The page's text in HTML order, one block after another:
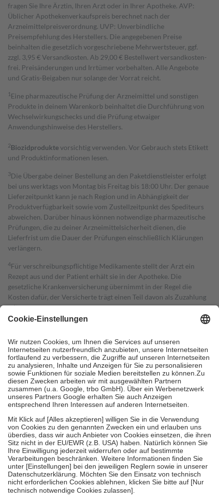
fragen Sie Ihre Ärztin, Ihren Arzt oder in Ihrer Apotheke. AVP:
Üblicher Apothekenverkaufspreis berechnet nach der
Arzneimittelpreisverordnung. UVP: Unverbindliche
Preisempfehlung des Herstellers. Die angegebenen Preise
beinhalten die gesetzlich vorgeschriebene Mehrwertsteuer, ggf.
zzgl. 3,95 € Versandkosten. Ab 29,00 € Bestell­wert versand­kosten­
frei. Preisänderungen und Irrtümer vorbehalten. Alle Angebote
und Gratis-Beigaben nur solange der Vorrat reicht.
1 Eine pharmazeutische Prüfung der Arzneimittel und sonstigen
Produkte in deinem Warenkorb beinhaltet die Durchführung von
Wechselwirkungschecks und die Prüfung etwaiger
Anwendungshinweise des Herstellers.
2Biozidproduktevorsichtig verwenden. Vor Gebrauch stets Etikett
und Produktinformationen lesen.
3Die Übergabe deiner Bestellung an den Paketdienstleister erfolgt
bei uns werktags von Montag bis Freitag bis 18:00 Uhr. Der genaue
Lieferzeitpunkt kann je nach Region und in Abhängigkeit der
Produktverfügbarkeit sowie vom Zustellzeitpunkt des Spediteurs
abweichen. Darüber hinaus können notwendige pharmazeutische
Prüfungen, die zu deiner Arzneimittelsicherheit dienen, die
Lieferfrist um die Dauer der Prüfungen einschließlich Klärungen
verlängern.
4Für verschreibungspflichtige Medikamente stellt der Arzt ein
Rezept aus und der Patient erhält sie in der Apotheke. Die
gesetzliche Krankenversicherung übernimmt in der Regel die
Kosten dafür, der Versicherte trägt einen Teil davon als Zuzahlung
mit.
Grundsätzlich leisten Mitglieder Zuzahlungen in Höhe von zehn
höchstens zehn Euro.
Es sind jedoch nie mehr als die tatsächlichen
Kosten der Leistung zu entrichten.
Diese Regeln gelten grundsätzlich auch für Online-Apotheken.
Bei Heilmitteln und häuslicher Krankenpflege beträgt die
Zuzahlung zehn Prozent der Kosten sowie zehn Euro je
Verordnung.
Um das Engagement der Versicherten für ihre eigene Gesundheit zu
stärken und die besondere Stellung der Familie zu unterstützen,
fallenkeine Zuzahlungenan bei:
• Kindern und Jugendlichen bis zum vollendeten 18. Lebensjahr
mit Ausnahme der Fahrkosten
• Untersuchungen zur Vorsorge und Früherkennung, die von der
GKV getragen werden
• empfohlenen Schutzimpfungen
• Harn- und Blutteststreifen